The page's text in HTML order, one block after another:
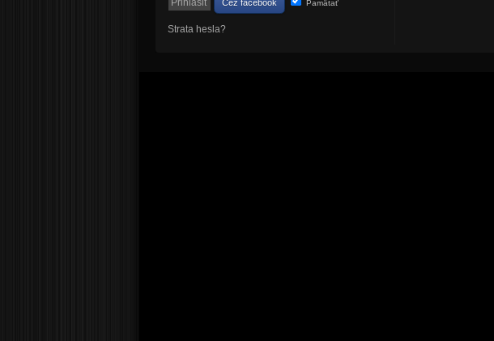
Cez facebook Pamätať
Strata hesla?